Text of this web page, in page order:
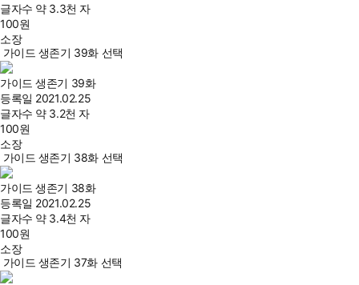
글자수 약 3.3천 자
100원
소장
가이드 생존기 39화 선택
가이드 생존기 39화
등록일 2021.02.25
글자수 약 3.2천 자
100원
소장
가이드 생존기 38화 선택
가이드 생존기 38화
등록일 2021.02.25
글자수 약 3.4천 자
100원
소장
가이드 생존기 37화 선택